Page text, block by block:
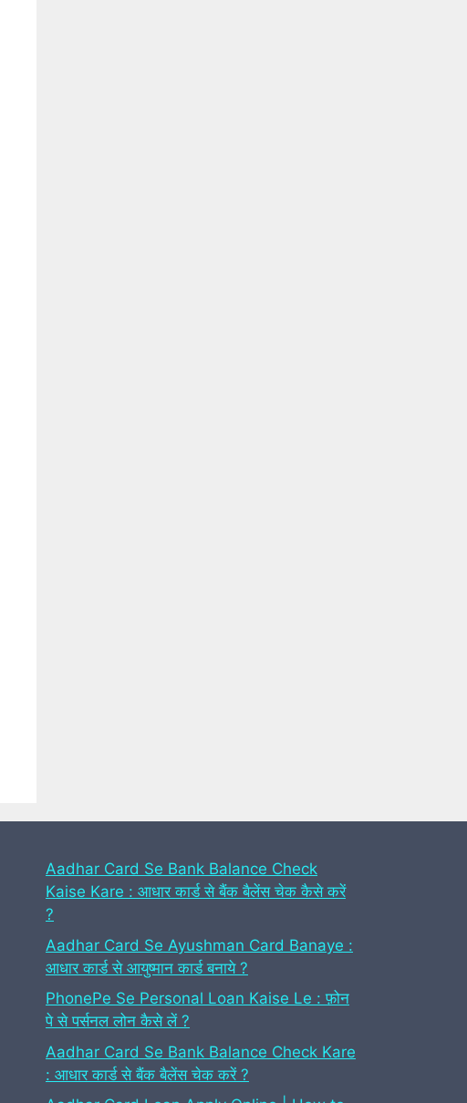
Aadhar Card Se Bank Balance Check
Kaise Kare : आधार कार्ड से बैंक बैलेंस चेक कैसे करें
?
Aadhar Card Se Ayushman Card Banaye :
आधार कार्ड से आयुष्मान कार्ड बनाये ?
PhonePe Se Personal Loan Kaise Le : फ़ोन
पे से पर्सनल लोन कैसे लें ?
Aadhar Card Se Bank Balance Check Kare
: आधार कार्ड से बैंक बैलेंस चेक करें ?